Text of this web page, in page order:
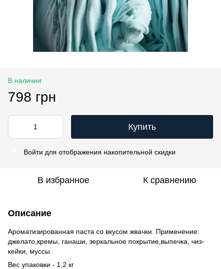
В наличии
798 грн
Купить
Войти для отображения накопительной скидки
В избранное К сравнению
Описание
Ароматизированная паста со вкусом жвачки. Применение:
джелато,кремы, ганаши, зеркальное покрытие,выпечка, чиз-
кейки, муссы.
Вес упаковки - 1,2 кг